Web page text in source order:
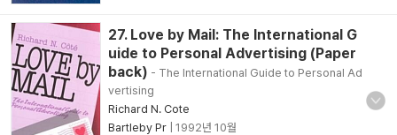
27. Love by Mail: The International G
uide to Personal Advertising (Paper
back) - The International Guide to Personal Ad
vertising
Richard N. Cote
Bartleby Pr
1992년 10월